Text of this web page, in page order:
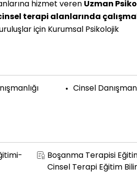
hizmet veren Uzman
terapi alanlarında
için Kurumsal Psikolojik
Cinsel
Boşanma Terapisi
Cinsel Terapi Eğitim